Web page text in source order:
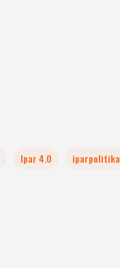
Ipar 4.0
iparpolitika